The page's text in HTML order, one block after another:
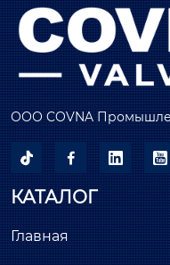
ООО COVNA
   
КАТАЛОГ
Главная